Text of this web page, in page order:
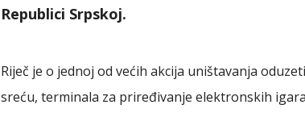
Republici Srpskoj.
Riječ je o jednoj od većih akcija uništavanja
sreću, terminala za priređivanje elektronskih